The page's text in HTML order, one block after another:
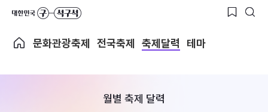
문화관광축제 전국축제 축제달력 테마
월별 축제 달력